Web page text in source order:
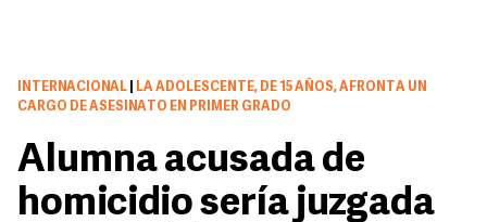
INTERNACIONAL
LA ADOLESCENTE, DE 15 AÑOS, AFRONTA UN
CARGO DE ASESINATO EN PRIMER GRADO
Alumna acusada de
homicidio sería juzgada